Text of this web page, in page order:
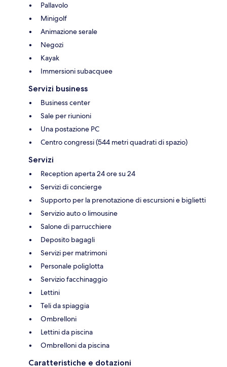
Pallavolo
Minigolf
Animazione serale
Negozi
Kayak
Immersioni subacquee
Servizi business
Business center
Sale per riunioni
Una postazione PC
Centro congressi (544 metri quadrati di spazio)
Servizi
Reception aperta 24 ore su 24
Servizi di concierge
Supporto per la prenotazione di escursioni e biglietti
Servizio auto o limousine
Salone di parrucchiere
Deposito bagagli
Servizi per matrimoni
Personale poliglotta
Servizio facchinaggio
Lettini
Teli da spiaggia
Ombrelloni
Lettini da piscina
Ombrelloni da piscina
Caratteristiche e dotazioni